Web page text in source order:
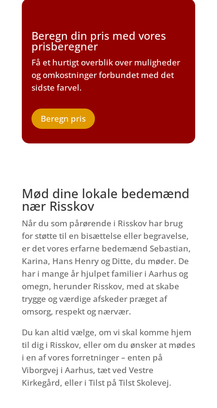
Beregn din pris med vores
prisberegner
Få et hurtigt overblik over muligheder
og omkostninger forbundet med det
sidste farvel.
Beregn pris
Mød dine lokale bedemænd
nær Risskov
Når du som pårørende i Risskov har brug
for støtte til en bisættelse eller begravelse,
er det vores erfarne bedemænd Sebastian,
Karina, Hans Henry og Ditte, du møder. De
har i mange år hjulpet familier i Aarhus og
omegn, herunder Risskov, med at skabe
trygge og værdige afskeder præget af
omsorg, respekt og nærvær.
Du kan altid vælge, om vi skal komme hjem
til dig i Risskov, eller om du ønsker at mødes
i en af vores forretninger – enten på
Viborgvej i Aarhus, tæt ved Vestre
Kirkegård, eller i Tilst på Tilst Skolevej.